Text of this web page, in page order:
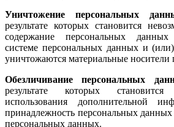
Уничтожение персональных
результате которых становится
содержание персональных
системе персональных данных и (или)
уничтожаются материальные
Обезличивание персональных
результате которых
использования дополнительной
принадлежность персональных данных
персональных данных.